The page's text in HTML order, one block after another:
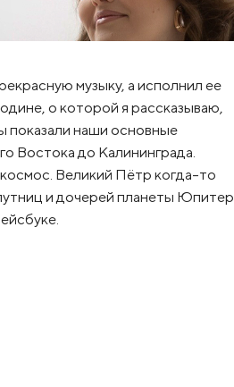
музыку, а исполнил ее
о которой я рассказываю,
показали наши основные
Востока до Калининграда.
Великий Пётр когда-то
и дочерей планеты Юпитер.